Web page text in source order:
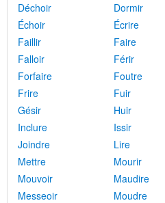
Déchoir
Dormir
Échoir
Écrire
Faillir
Faire
Falloir
Férir
Forfaire
Foutre
Frire
Fuir
Gésir
Huir
Inclure
Issir
Joindre
Lire
Mettre
Mourir
Mouvoir
Maudire
Messeoir
Moudre